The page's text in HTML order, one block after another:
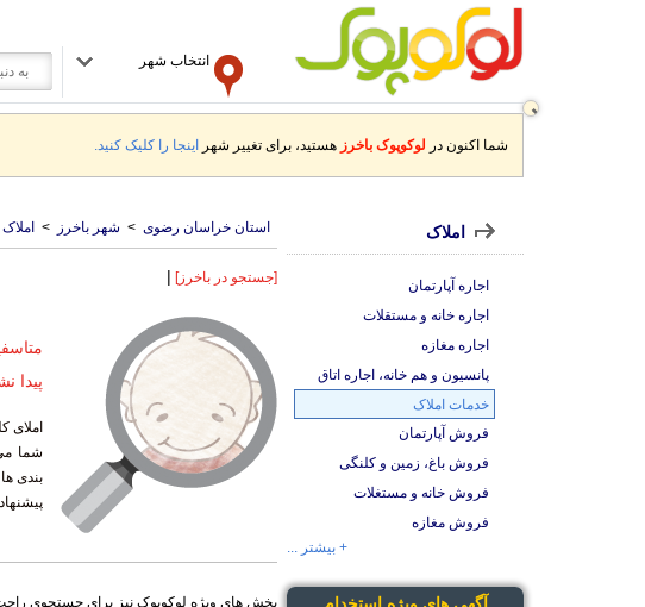
انتخاب شهر
شما اکنون در لوکوپوک باخرز هستید، برای تغییر شهر اینجا را کلیک کنید.
استان خراسان رضوی > شهر باخرز > املاک
[جستجو در باخرز] |
پیدا
املای
شما
بندی
بخش های ویژه لوکوپوک نیز برای جستجوی
املاک
اجاره آپارتمان
اجاره خانه و مستقلات
اجاره مغازه
پانسیون و هم خانه، اجاره اتاق
خدمات املاک
فروش آپارتمان
فروش باغ، زمین و کلنگی
فروش خانه و مستغلات
فروش مغازه
+ بیشتر ...